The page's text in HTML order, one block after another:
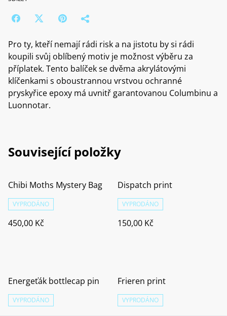
Pro ty, kteří nemají rádi risk a na jistotu by si rádi
koupili svůj oblíbený motiv je možnost výběru za
příplatek. Tento balíček se dvěma akrylátovými
klíčenkami s oboustrannou vrstvou ochranné
pryskyřice epoxy má uvnitř garantovanou Columbinu a
Luonnotar.
Související položky
Chibi Moths Mystery Bag
VYPRODÁNO
450,00 Kč
Dispatch print
VYPRODÁNO
150,00 Kč
Energeťák bottlecap pin
VYPRODÁNO
Frieren print
VYPRODÁNO